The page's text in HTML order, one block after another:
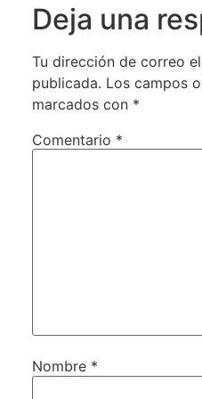
Deja una
Tu dirección de correo
publicada. Los campos
marcados con *
Comentario *
Nombre *